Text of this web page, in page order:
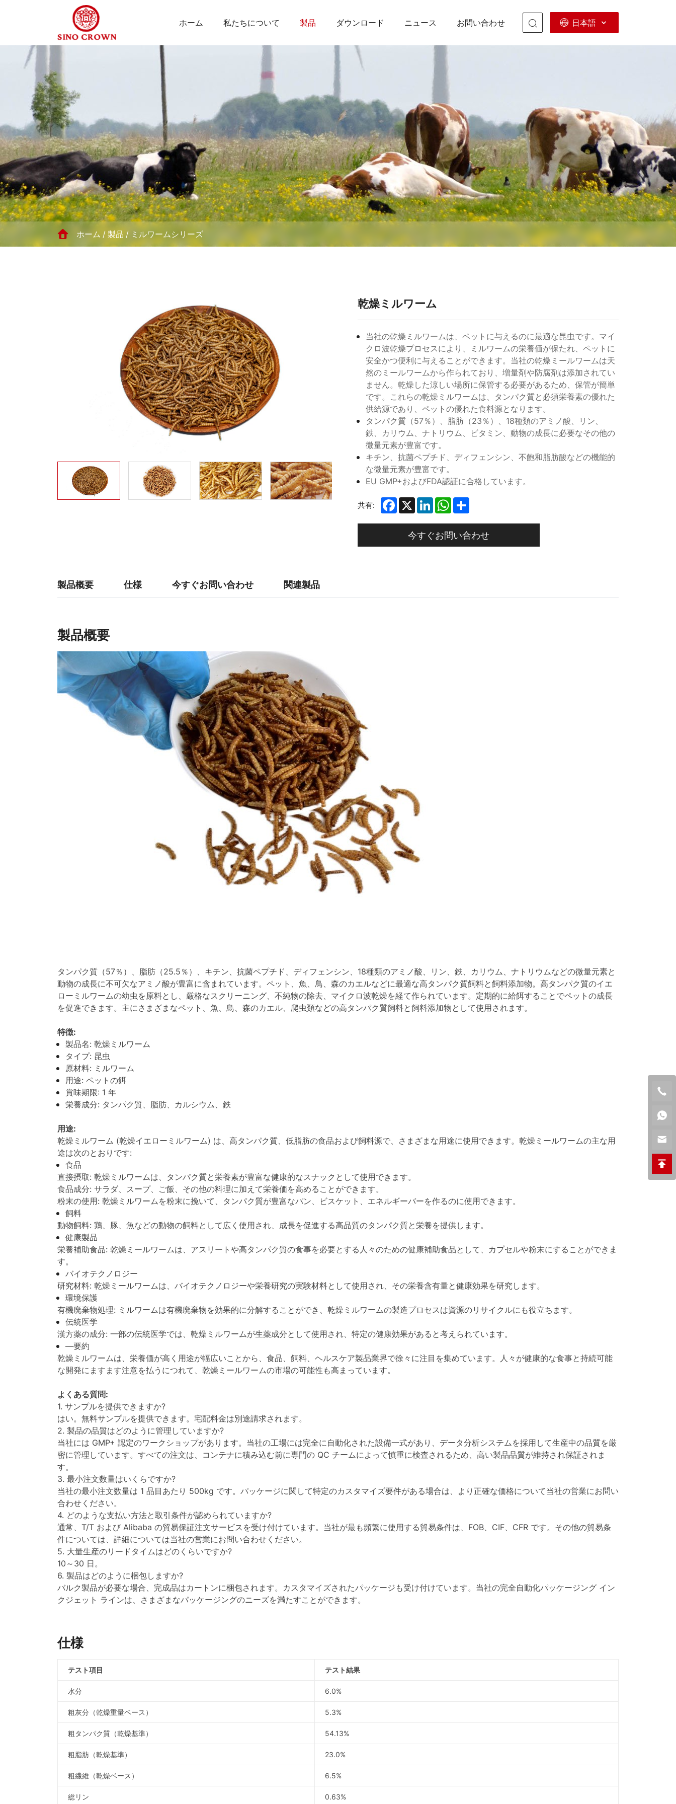
ホーム 私たちについて 製品 ダウンロード ニュース お問い合わせ 日本語
ル
ワ
ー
ム
ホーム 製品 ミルワームシリーズ
乾燥ミルワーム
当社の乾燥ミルワームは、ペットに与えるのに最適な昆虫です。マイ
クロ波乾燥プロセスにより、ミルワームの栄養価が保たれ、ペットに
安全かつ便利に与えることができます。当社の乾燥ミールワームは天
然のミールワームから作られており、増量剤や防腐剤は添加されてい
ません。乾燥した涼しい場所に保管する必要があるため、保管が簡単
です。これらの乾燥ミルワームは、タンパク質と必須栄養素の優れた
供給源であり、ペットの優れた食料源となります。
タンパク質（57％）、脂肪（23％）、18種類のアミノ酸、リン、
鉄、カリウム、ナトリウム、ビタミン、動物の成長に必要なその他の
微量元素が豊富です。
キチン、抗菌ペプチド、ディフェンシン、不飽和脂肪酸などの機能的
な微量元素が豊富です。
EU GMP+およびFDA認証に合格しています。
共有: Facebook
X LinkedInWhatsApp
今すぐお問い合わせ
製品概要 仕様 今すぐお問い合わせ 関連製品
製品概要
タンパク質（57％）、脂肪（25.5％）、キチン、抗菌ペプチド、ディフェンシン、18種類のアミノ酸、リン、鉄、カリウム、ナトリウムなどの微量元素と
動物の成長に不可欠なアミノ酸が豊富に含まれています。ペット、魚、鳥、森のカエルなどに最適な高タンパク質飼料と飼料添加物。高タンパク質のイエ
ローミルワームの幼虫を原料とし、厳格なスクリーニング、不純物の除去、マイクロ波乾燥を経て作られています。定期的に給餌することでペットの成長
を促進できます。主にさまざまなペット、魚、鳥、森のカエル、爬虫類などの高タンパク質飼料と飼料添加物として使用されます。
特徴:
製品名: 乾燥ミルワーム
タイプ: 昆虫
原材料: ミルワーム
用途: ペットの餌
賞味期限: 1 年
栄養成分: タンパク質、脂肪、カルシウム、鉄
用途:
乾燥ミルワーム (乾燥イエローミルワーム) は、高タンパク質、低脂肪の食品および飼料源で、さまざまな用途に使用できます。乾燥ミールワームの主な用
途は次のとおりです:
食品
直接摂取: 乾燥ミルワームは、タンパク質と栄養素が豊富な健康的なスナックとして使用できます。
食品成分: サラダ、スープ、ご飯、その他の料理に加えて栄養価を高めることができます。
粉末の使用: 乾燥ミルワームを粉末に挽いて、タンパク質が豊富なパン、ビスケット、エネルギーバーを作るのに使用できます。
飼料
動物飼料: 鶏、豚、魚などの動物の飼料として広く使用され、成長を促進する高品質のタンパク質と栄養を提供します。
健康製品
栄養補助食品: 乾燥ミールワームは、アスリートや高タンパク質の食事を必要とする人々のための健康補助食品として、カプセルや粉末にすることができま
す。
バイオテクノロジー
研究材料: 乾燥ミールワームは、バイオテクノロジーや栄養研究の実験材料として使用され、その栄養含有量と健康効果を研究します。
環境保護
有機廃棄物処理: ミルワームは有機廃棄物を効果的に分解することができ、乾燥ミルワームの製造プロセスは資源のリサイクルにも役立ちます。
伝統医学
漢方薬の成分: 一部の伝統医学では、乾燥ミルワームが生薬成分として使用され、特定の健康効果があると考えられています。
—要約
乾燥ミルワームは、栄養価が高く用途が幅広いことから、食品、飼料、ヘルスケア製品業界で徐々に注目を集めています。人々が健康的な食事と持続可能
な開発にますます注意を払うにつれて、乾燥ミールワームの市場の可能性も高まっています。
よくある質問:
1. サンプルを提供できますか?
はい。無料サンプルを提供できます。宅配料金は別途請求されます。
2. 製品の品質はどのように管理していますか?
当社には GMP+ 認定のワークショップがあります。当社の工場には完全に自動化された設備一式があり、データ分析システムを採用して生産中の品質を厳
密に管理しています。すべての注文は、コンテナに積み込む前に専門の QC チームによって慎重に検査されるため、高い製品品質が維持され保証されま
す。
3. 最小注文数量はいくらですか?
当社の最小注文数量は 1 品目あたり 500kg です。パッケージに関して特定のカスタマイズ要件がある場合は、より正確な価格について当社の営業にお問い
合わせください。
4. どのような支払い方法と取引条件が認められていますか?
通常、T/T および Alibaba の貿易保証注文サービスを受け付けています。当社が最も頻繁に使用する貿易条件は、FOB、CIF、CFR です。その他の貿易条
件については、詳細については当社の営業にお問い合わせください。
5. 大量生産のリードタイムはどのくらいですか?
10～30 日。
6. 製品はどのように梱包しますか?
バルク製品が必要な場合、完成品はカートンに梱包されます。カスタマイズされたパッケージも受け付けています。当社の完全自動化パッケージング イン
クジェット ラインは、さまざまなパッケージングのニーズを満たすことができます。
仕様
テスト項目 テスト結果
水分 6.0%
粗灰分（乾燥重量ベース） 5.3%
粗タンパク質（乾燥基準） 54.13%
粗脂肪（乾燥基準） 23.0%
粗繊維（乾燥ベース） 6.5%
総リン 0.63%